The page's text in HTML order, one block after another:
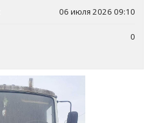
06 июля 2026 09:10
0